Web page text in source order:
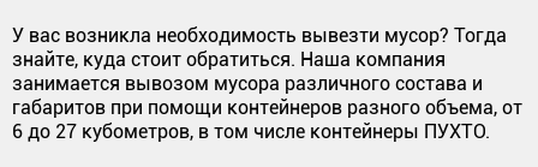
У вас возникла необходимость вывезти мусор? Тогда
знайте, куда стоит обратиться. Наша компания
занимается вывозом мусора различного состава и
габаритов при помощи контейнеров разного объема, от
6 до 27 кубометров, в том числе контейнеры ПУХТО.